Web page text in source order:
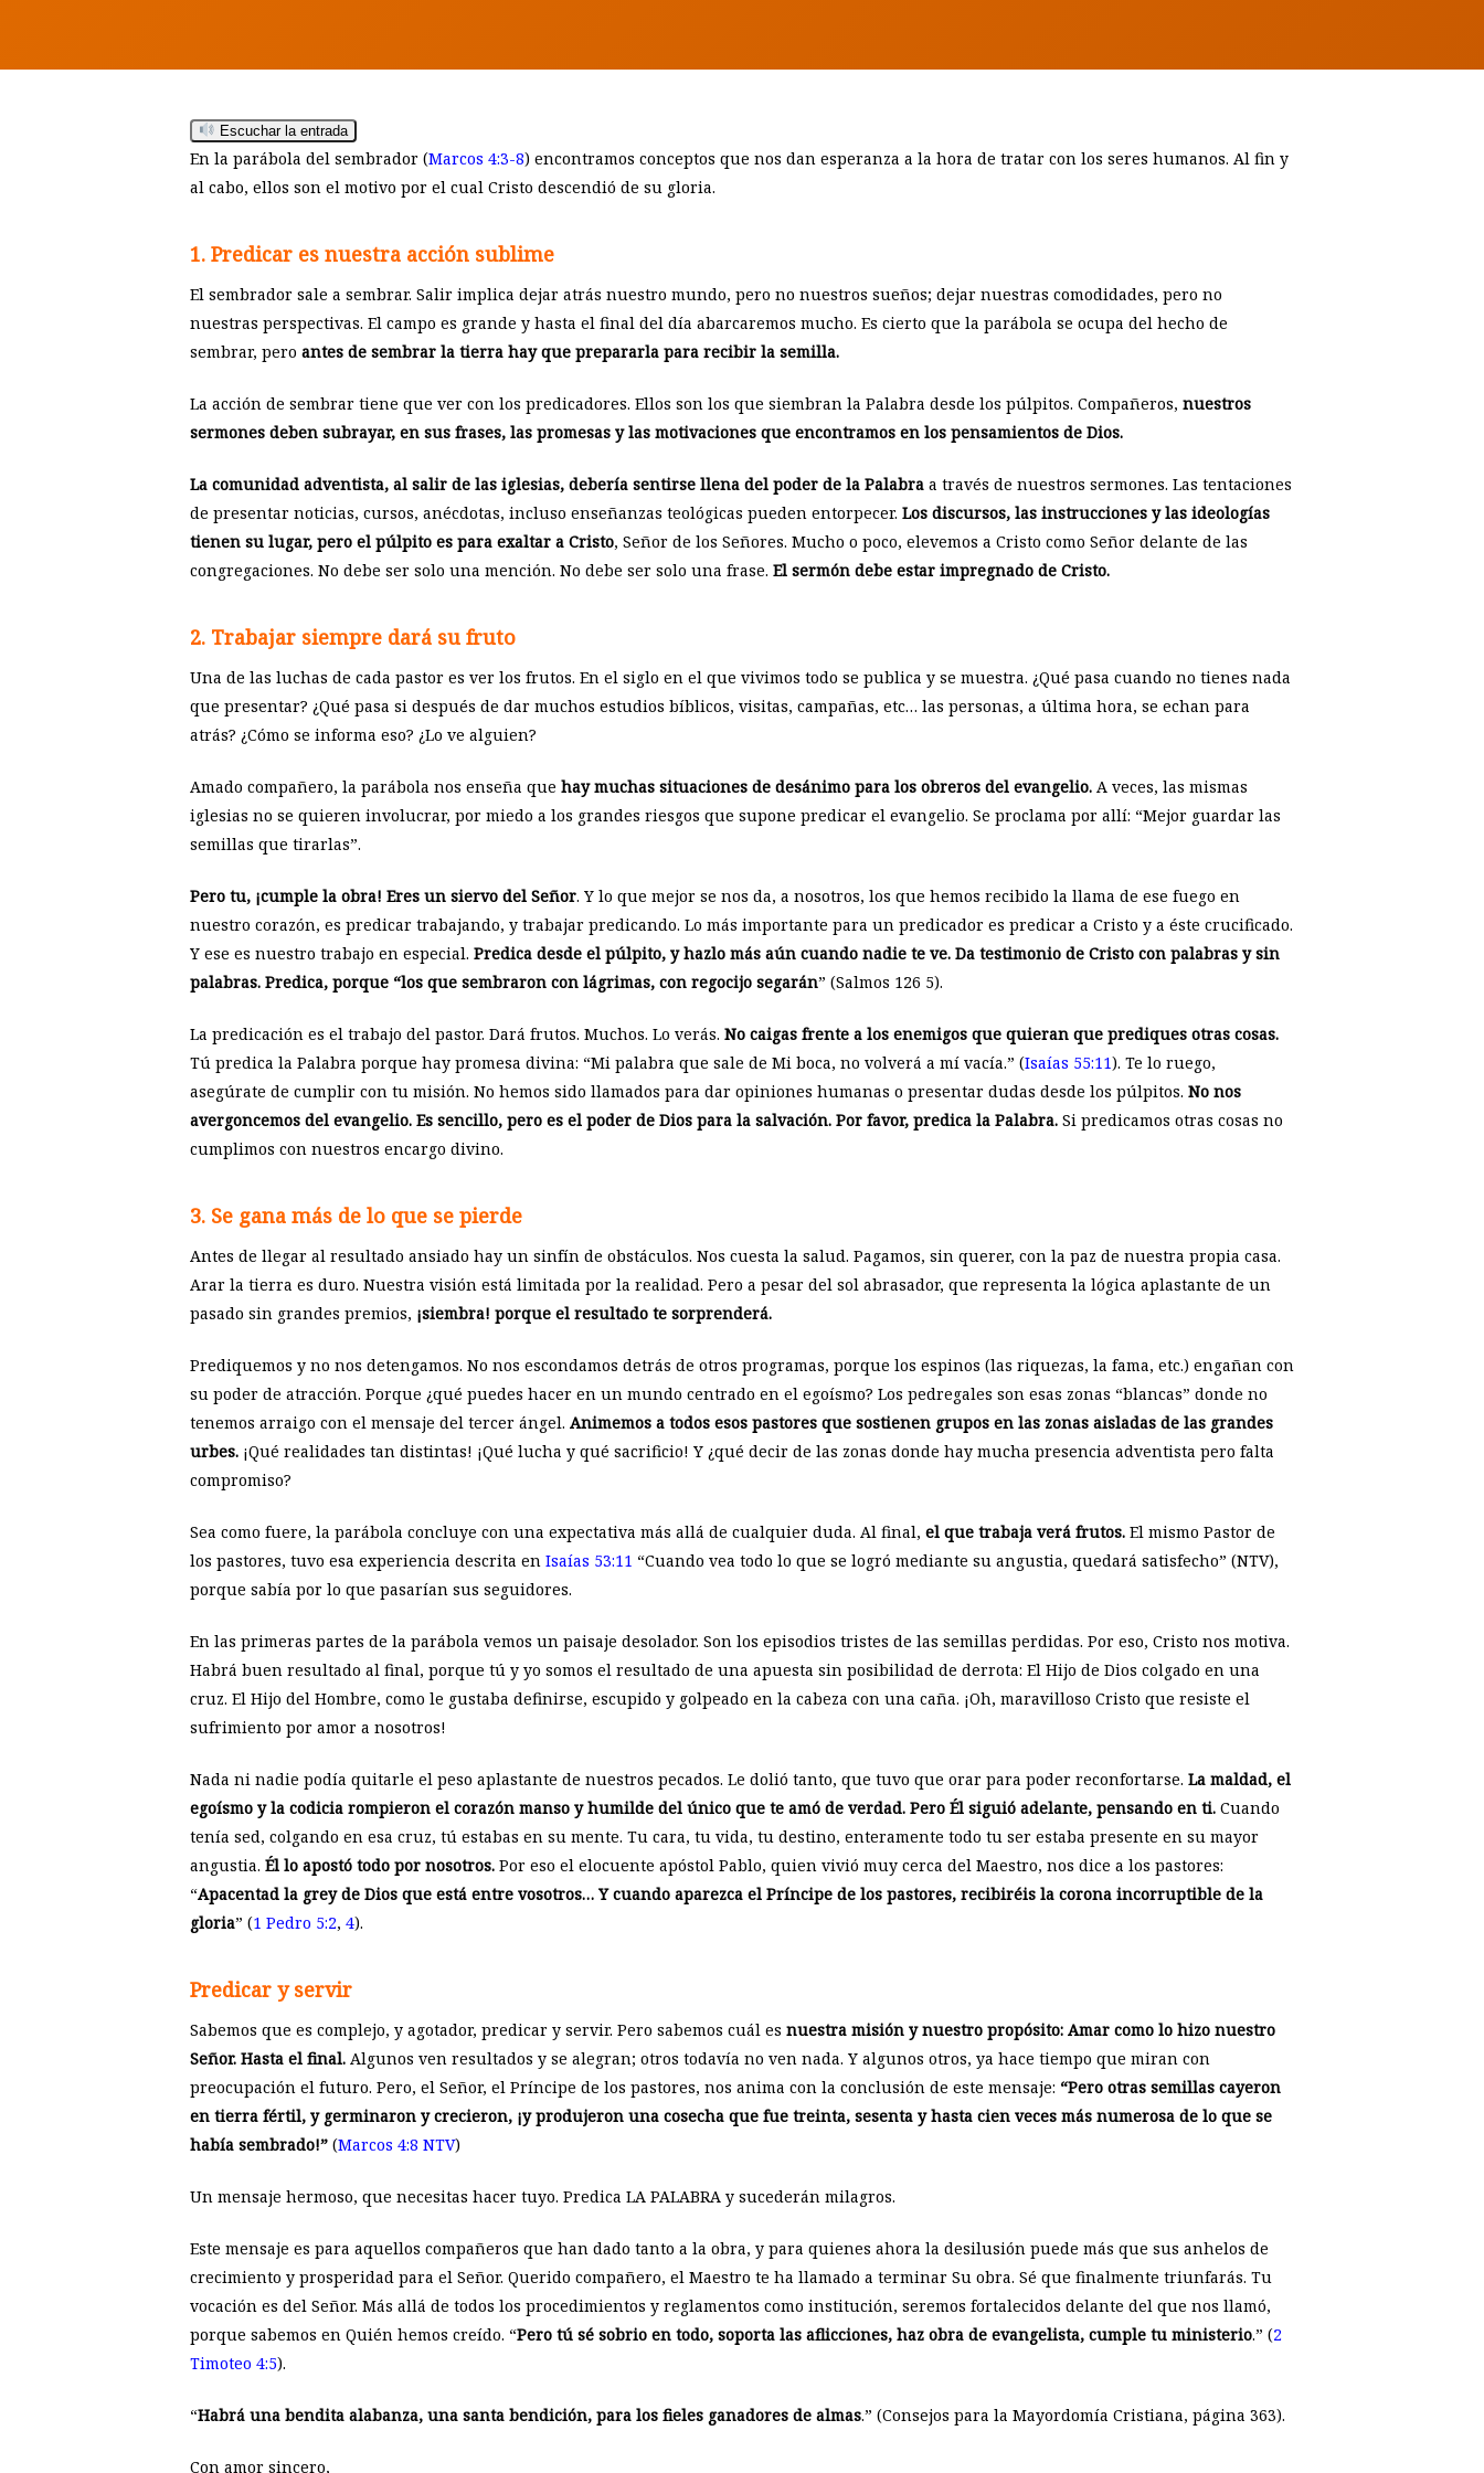
Hit enter to search or ESC to close
Escuchar la entrada
En la parábola del sembrador (Marcos 4:3-8) encontramos conceptos que nos dan esperanza a la hora de tratar con los seres humanos. Al fin y
al cabo, ellos son el motivo por el cual Cristo descendió de su gloria.
1. Predicar es nuestra acción sublime
El sembrador sale a sembrar. Salir implica dejar atrás nuestro mundo, pero no nuestros sueños; dejar nuestras comodidades, pero no
nuestras perspectivas. El campo es grande y hasta el final del día abarcaremos mucho. Es cierto que la parábola se ocupa del hecho de
sembrar, pero antes de sembrar la tierra hay que prepararla para recibir la semilla.
La acción de sembrar tiene que ver con los predicadores. Ellos son los que siembran la Palabra desde los púlpitos. Compañeros, nuestros
sermones deben subrayar, en sus frases, las promesas y las motivaciones que encontramos en los pensamientos de Dios.
La comunidad adventista, al salir de las iglesias, debería sentirse llena del poder de la Palabra a través de nuestros sermones. Las tentaciones
de presentar noticias, cursos, anécdotas, incluso enseñanzas teológicas pueden entorpecer. Los discursos, las instrucciones y las ideologías
tienen su lugar, pero el púlpito es para exaltar a Cristo, Señor de los Señores. Mucho o poco, elevemos a Cristo como Señor delante de las
congregaciones. No debe ser solo una mención. No debe ser solo una frase. El sermón debe estar impregnado de Cristo.
2. Trabajar siempre dará su fruto
Una de las luchas de cada pastor es ver los frutos. En el siglo en el que vivimos todo se publica y se muestra. ¿Qué pasa cuando no tienes nada
que presentar? ¿Qué pasa si después de dar muchos estudios bíblicos, visitas, campañas, etc… las personas, a última hora, se echan para
atrás? ¿Cómo se informa eso? ¿Lo ve alguien?
Amado compañero, la parábola nos enseña que hay muchas situaciones de desánimo para los obreros del evangelio. A veces, las mismas
iglesias no se quieren involucrar, por miedo a los grandes riesgos que supone predicar el evangelio. Se proclama por allí: “Mejor guardar las
semillas que tirarlas”.
Pero tu, ¡cumple la obra! Eres un siervo del Señor. Y lo que mejor se nos da, a nosotros, los que hemos recibido la llama de ese fuego en
nuestro corazón, es predicar trabajando, y trabajar predicando. Lo más importante para un predicador es predicar a Cristo y a éste crucificado.
Y ese es nuestro trabajo en especial. Predica desde el púlpito, y hazlo más aún cuando nadie te ve. Da testimonio de Cristo con palabras y sin
palabras. Predica, porque “los que sembraron con lágrimas, con regocijo segarán” (Salmos 126 5).
La predicación es el trabajo del pastor. Dará frutos. Muchos. Lo verás. No caigas frente a los enemigos que quieran que prediques otras cosas.
Tú predica la Palabra porque hay promesa divina: “Mi palabra que sale de Mi boca, no volverá a mí vacía.” (Isaías 55:11). Te lo ruego,
asegúrate de cumplir con tu misión. No hemos sido llamados para dar opiniones humanas o presentar dudas desde los púlpitos. No nos
avergoncemos del evangelio. Es sencillo, pero es el poder de Dios para la salvación. Por favor, predica la Palabra. Si predicamos otras cosas no
cumplimos con nuestros encargo divino.
3. Se gana más de lo que se pierde
Antes de llegar al resultado ansiado hay un sinfín de obstáculos. Nos cuesta la salud. Pagamos, sin querer, con la paz de nuestra propia casa.
Arar la tierra es duro. Nuestra visión está limitada por la realidad. Pero a pesar del sol abrasador, que representa la lógica aplastante de un
pasado sin grandes premios, ¡siembra! porque el resultado te sorprenderá.
Prediquemos y no nos detengamos. No nos escondamos detrás de otros programas, porque los espinos (las riquezas, la fama, etc.) engañan con
su poder de atracción. Porque ¿qué puedes hacer en un mundo centrado en el egoísmo? Los pedregales son esas zonas “blancas” donde no
tenemos arraigo con el mensaje del tercer ángel. Animemos a todos esos pastores que sostienen grupos en las zonas aisladas de las grandes
urbes. ¡Qué realidades tan distintas! ¡Qué lucha y qué sacrificio! Y ¿qué decir de las zonas donde hay mucha presencia adventista pero falta
compromiso?
Sea como fuere, la parábola concluye con una expectativa más allá de cualquier duda. Al final, el que trabaja verá frutos. El mismo Pastor de
los pastores, tuvo esa experiencia descrita en Isaías 53:11 “Cuando vea todo lo que se logró mediante su angustia, quedará satisfecho” (NTV),
porque sabía por lo que pasarían sus seguidores.
En las primeras partes de la parábola vemos un paisaje desolador. Son los episodios tristes de las semillas perdidas. Por eso, Cristo nos motiva.
Habrá buen resultado al final, porque tú y yo somos el resultado de una apuesta sin posibilidad de derrota: El Hijo de Dios colgado en una
cruz. El Hijo del Hombre, como le gustaba definirse, escupido y golpeado en la cabeza con una caña. ¡Oh, maravilloso Cristo que resiste el
sufrimiento por amor a nosotros!
Nada ni nadie podía quitarle el peso aplastante de nuestros pecados. Le dolió tanto, que tuvo que orar para poder reconfortarse. La maldad, el
egoísmo y la codicia rompieron el corazón manso y humilde del único que te amó de verdad. Pero Él siguió adelante, pensando en ti. Cuando
tenía sed, colgando en esa cruz, tú estabas en su mente. Tu cara, tu vida, tu destino, enteramente todo tu ser estaba presente en su mayor
angustia. Él lo apostó todo por nosotros. Por eso el elocuente apóstol Pablo, quien vivió muy cerca del Maestro, nos dice a los pastores:
“Apacentad la grey de Dios que está entre vosotros… Y cuando aparezca el Príncipe de los pastores, recibiréis la corona incorruptible de la
gloria” (1 Pedro 5:2, 4).
Predicar y servir
Sabemos que es complejo, y agotador, predicar y servir. Pero sabemos cuál es nuestra misión y nuestro propósito: Amar como lo hizo nuestro
Señor. Hasta el final. Algunos ven resultados y se alegran; otros todavía no ven nada. Y algunos otros, ya hace tiempo que miran con
preocupación el futuro. Pero, el Señor, el Príncipe de los pastores, nos anima con la conclusión de este mensaje: “Pero otras semillas cayeron
en tierra fértil, y germinaron y crecieron, ¡y produjeron una cosecha que fue treinta, sesenta y hasta cien veces más numerosa de lo que se
había sembrado!” (Marcos 4:8 NTV)
Un mensaje hermoso, que necesitas hacer tuyo. Predica LA PALABRA y sucederán milagros.
Este mensaje es para aquellos compañeros que han dado tanto a la obra, y para quienes ahora la desilusión puede más que sus anhelos de
crecimiento y prosperidad para el Señor. Querido compañero, el Maestro te ha llamado a terminar Su obra. Sé que finalmente triunfarás. Tu
vocación es del Señor. Más allá de todos los procedimientos y reglamentos como institución, seremos fortalecidos delante del que nos llamó,
porque sabemos en Quién hemos creído. “Pero tú sé sobrio en todo, soporta las aflicciones, haz obra de evangelista, cumple tu ministerio.” (2
Timoteo 4:5).
“Habrá una bendita alabanza, una santa bendición, para los fieles ganadores de almas.” (Consejos para la Mayordomía Cristiana, página 363).
Con amor sincero,